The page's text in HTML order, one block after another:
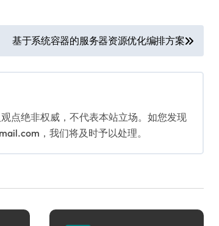
基于系统容器的服务器资源优化编排方案
点绝非权威，不代表本站立场。如您发现
，我们将及时予以处理。